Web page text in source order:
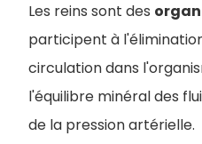
Les reins sont des
participent à
circulation dans
l'équilibre minéral des
de la pression artérielle.